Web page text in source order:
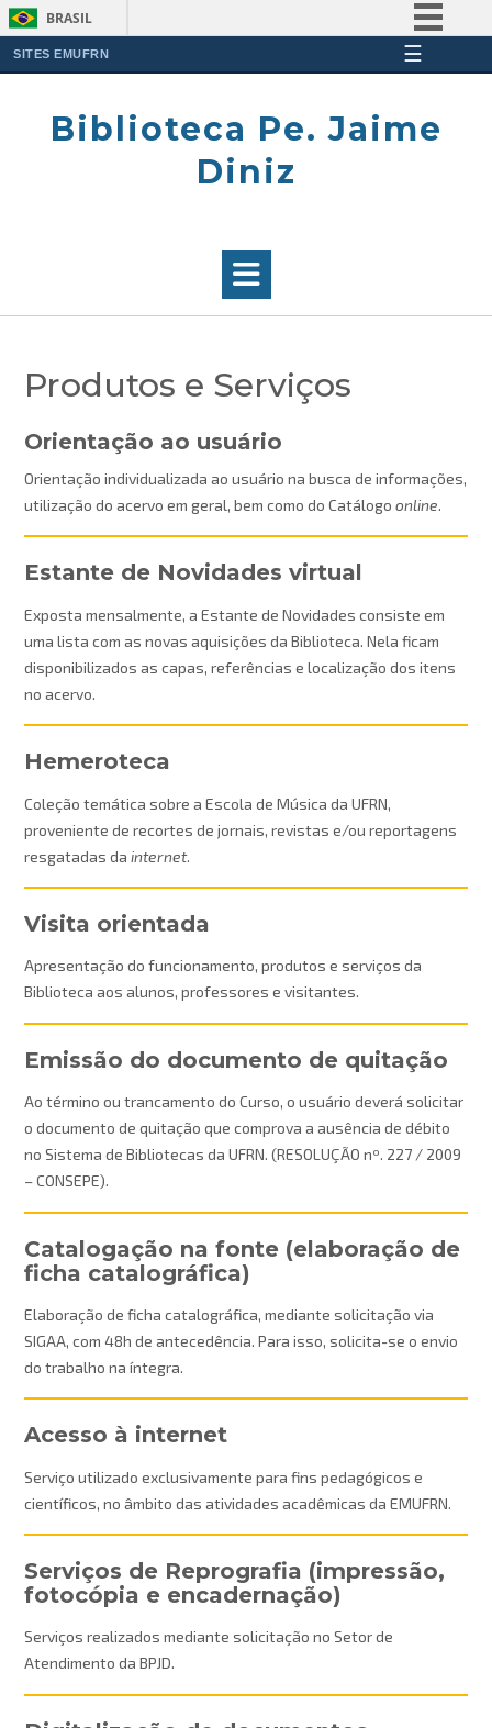
BRASIL
Participe
SITES EMUFRN ☰
Biblioteca Pe. Jaime
Diniz
Produtos e Serviços
Orientação ao usuário
Orientação individualizada ao usuário na busca de informações,
utilização do acervo em geral, bem como do Catálogo online.
Estante de Novidades virtual
Exposta mensalmente, a Estante de Novidades consiste em
uma lista com as novas aquisições da Biblioteca. Nela ficam
disponibilizados as capas, referências e localização dos itens
no acervo.
Hemeroteca
Coleção temática sobre a Escola de Música da UFRN,
proveniente de recortes de jornais, revistas e/ou reportagens
resgatadas da internet.
Visita orientada
Apresentação do funcionamento, produtos e serviços da
Biblioteca aos alunos, professores e visitantes.
Emissão do documento de quitação
Ao término ou trancamento do Curso, o usuário deverá solicitar
o documento de quitação que comprova a ausência de débito
no Sistema de Bibliotecas da UFRN. (RESOLUÇÃO nº. 227 / 2009
– CONSEPE).
Catalogação na fonte (elaboração de
ficha catalográfica)
Elaboração de ficha catalográfica, mediante solicitação via
SIGAA, com 48h de antecedência. Para isso, solicita-se o envio
do trabalho na íntegra.
Acesso à internet
Serviço utilizado exclusivamente para fins pedagógicos e
científicos, no âmbito das atividades acadêmicas da EMUFRN.
Serviços de Reprografia (impressão,
fotocópia e encadernação)
Serviços realizados mediante solicitação no Setor de
Atendimento da BPJD.